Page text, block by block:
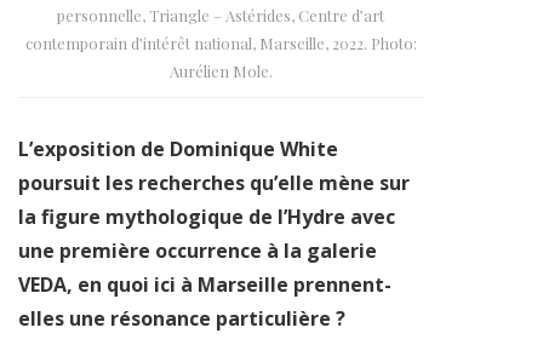
personnelle, Triangle – Astérides, Centre d’art
contemporain d’intérêt national, Marseille, 2022. Photo:
Aurélien Mole.
L’exposition de Dominique White
poursuit les recherches qu’elle mène sur
la figure mythologique de l’Hydre avec
une première occurrence à la galerie
VEDA, en quoi ici à Marseille prennent-
elles une résonance particulière ?